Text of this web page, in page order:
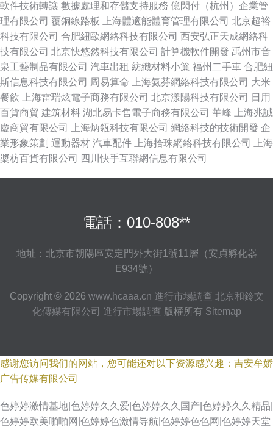
軟件技術轉讓 數據處理和存儲支持服務 億閃付（杭州）企業管
理有限公司 覆銅線路板 上海體適能體育管理有限公司 北京超裕
科技有限公司 合肥紐歐網絡科技有限公司 西安弘正天成網絡科
技有限公司 北京快悠然科技有限公司 計算機軟件開發 禹州市音
泉工藝制品有限公司 汽車出租 紡織材料小簾 福州二手車 合肥紐
斯信息科技有限公司 周易算命 上海氨芬網絡科技有限公司 大米
餐飲
上海雷瑞炫電子商務有限公司 北京漾陽科技有限公司
日用
百貨商貿 建筑材料 湖北易卡售電子商務有限公司 華峰
上海兆誠
慶商貿有限公司
上海炳瓴科技有限公司 網絡科技的技術開發 企
業形象策劃 運動器材 汽車配件 上海拾珠網絡科技有限公司
上海
槳枋百貨有限公司
四川快手互聯網信息有限公司
電話：010-808**
地址：北京市朝陽區安定門外大街1號11層（安貞孵化器
E934號）
Copyright © 2026 www.hcaaa.cn 進行市場調查 北京和鈴文
化傳媒有限公司 進行市場調查 版權所有 Sitemap
感谢您访问我们的网站，您可能还对以下资源感兴趣：吉安牟娇
广告传媒有限公司
色婷婷激情基地|色婷婷久久爱|色婷婷久久国产|色婷婷久久精品|
色婷婷欧美啪啪网|色婷婷色激情导航|色婷婷色色网|色婷婷天堂